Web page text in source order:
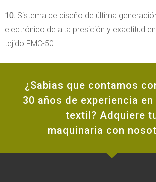
10. Sistema de diseño de última
electrónico de alta presición y exactitud
tejido FMC-50.
¿Sabias que contamos
30 años de experiencia
textil? Adquiere
maquinaria con